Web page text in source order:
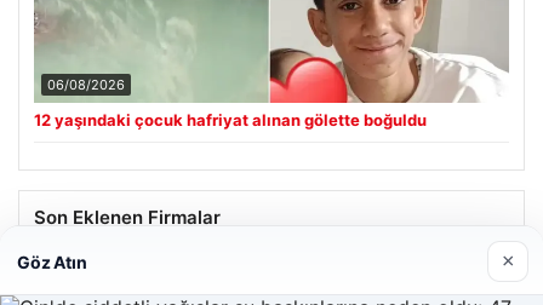
06/08/2026
12 yaşındaki çocuk hafriyat alınan gölette boğuldu
Son Eklenen Firmalar
Göz Atın ×